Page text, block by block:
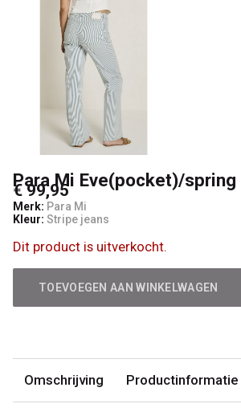
Woman
Para Mi Eve(pocket)/
€ 99,95
Merk: Para Mi
Kleur: Stripe jeans
Dit product is uitverkocht.
TOEVOEGEN AAN WINKELWAGEN
Omschrijving Productinformatie